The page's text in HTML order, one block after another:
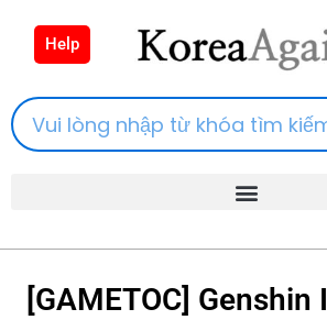
Help
[GAMETOC]